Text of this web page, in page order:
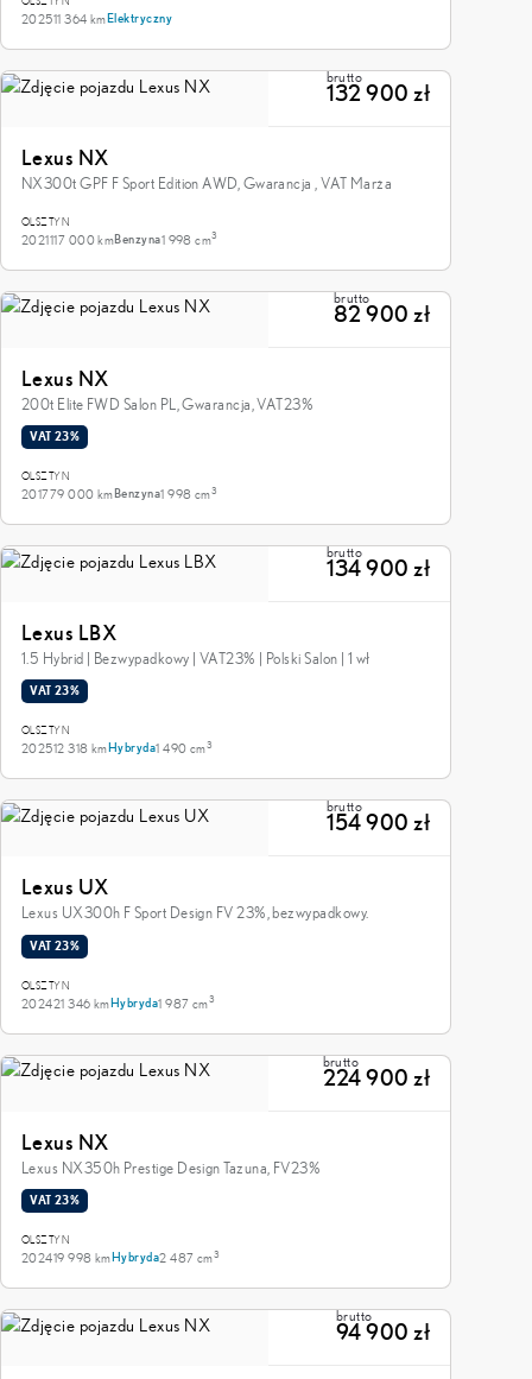
202511 364 km Elektryczny
Lexus NX
NX300t GPF F Sport Edition AWD, Gwarancja , VAT Marża
OLSZTYN
2021117 000 kmBenzyna1 998 cm3
brutto
132 900 zł
Lexus NX
200t Elite FWD Salon PL, Gwarancja, VAT23%
VAT 23%
OLSZTYN
201779 000 km Benzyna1 998 cm3
brutto
82 900 zł
Lexus LBX
1.5 Hybrid | Bezwypadkowy | VAT23% | Polski Salon | 1 wł
VAT 23%
OLSZTYN
202512 318 km Hybryda1 490 cm3
brutto
134 900 zł
Lexus UX
Lexus UX300h F Sport Design FV 23%, bezwypadkowy.
VAT 23%
OLSZTYN
202421 346 km Hybryda1 987 cm3
brutto
154 900 zł
Lexus NX
Lexus NX350h Prestige Design Tazuna, FV23%
VAT 23%
OLSZTYN
202419 998 km Hybryda2 487 cm3
brutto
224 900 zł
brutto
94 900 zł